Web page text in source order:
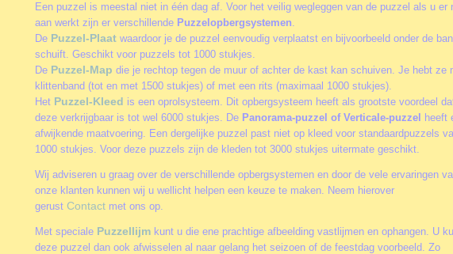
Een puzzel is meestal niet in één dag af. Voor het veilig wegleggen van de puzzel als u er
aan werkt zijn er verschillende Puzzelopbergsystemen.
De Puzzel-Plaat waardoor je de puzzel eenvoudig verplaatst en bijvoorbeeld onder de
schuift. Geschikt voor puzzels tot 1000 stukjes.
De Puzzel-Map die je rechtop tegen de muur of achter de kast kan schuiven. Je hebt ze
klittenband (tot en met 1500 stukjes) of met een rits (maximaal 1000 stukjes).
Het Puzzel-Kleed is een oprolsysteem. Dit opbergsysteem heeft als grootste voordeel
deze verkrijgbaar is tot wel 6000 stukjes. De Panorama-puzzel of Verticale-puzzel
heeft
afwijkende maatvoering. Een dergelijke puzzel past niet op kleed voor standaardpuzzels
1000 stukjes. Voor deze puzzels zijn de kleden tot 3000 stukjes uitermate geschikt.
Wij adviseren u graag over de verschillende opbergsystemen en door de vele ervaringen
onze klanten kunnen wij u wellicht helpen een keuze te maken. Neem hierover
gerust Contact met ons op.
Met speciale Puzzellijm kunt u die ene prachtige afbeelding vastlijmen en ophangen. U
deze puzzel dan ook afwisselen al naar gelang het seizoen of de feestdag voorbeeld. Zo